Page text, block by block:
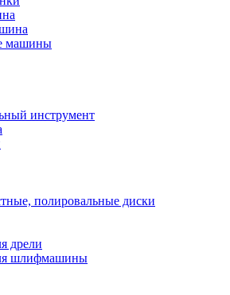
машины
инструмент
полировальные диски
дрели
шлифмашины